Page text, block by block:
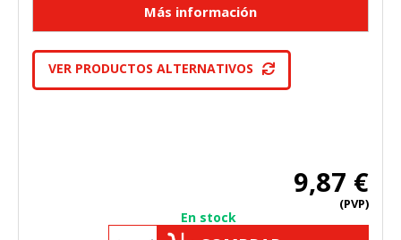
VER PRODUCTOS ALTERNATIVOS
9,87 €
(PVP)
En stock
"Configuración de cookies" al pie de la página. También puedes